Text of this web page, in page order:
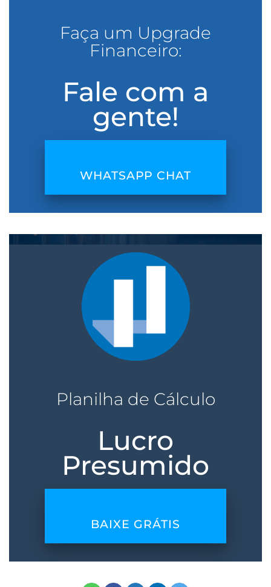
Faça um Upgrade
Financeiro:
Fale com a
gente!
WHATSAPP CHAT
Planilha de Cálculo
Lucro
Presumido
BAIXE GRÁTIS